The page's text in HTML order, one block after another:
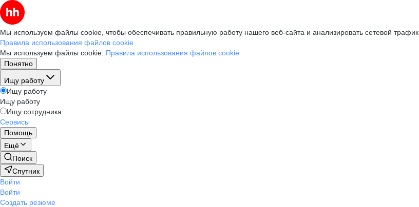
Мы используем файлы cookie, чтобы обеспечивать правильную работу нашего веб-сайта и анализировать сетевой трафик.
Правила использования файлов cookie
Мы используем файлы cookie. Правила использования файлов cookie
Понятно
Ищу работу
Ищу работу
Ищу работу
Ищу сотрудника
Сервисы
Помощь
Ещё
Поиск
Спутник
Войти
Войти
Создать резюме